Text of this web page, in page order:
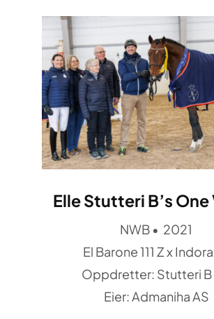
Elle Stutteri B’s One
NWB • 2021
El Barone 111 Z x
Oppdretter: Stutteri B
Eier: Admaniha AS